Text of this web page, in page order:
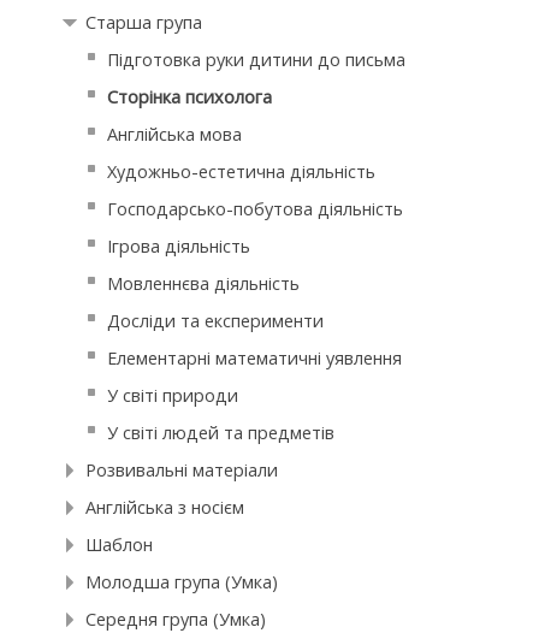
Старша група
Підготовка руки дитини до письма
Сторінка психолога
Англійська мова
Художньо-естетична діяльність
Господарсько-побутова діяльність
Ігрова діяльність
Мовленнєва діяльність
Досліди та експерименти
Елементарні математичні уявлення
У світі природи
У світі людей та предметів
Розвивальні матеріали
Англійська з носієм
Шаблон
Молодша група (Умка)
Середня група (Умка)